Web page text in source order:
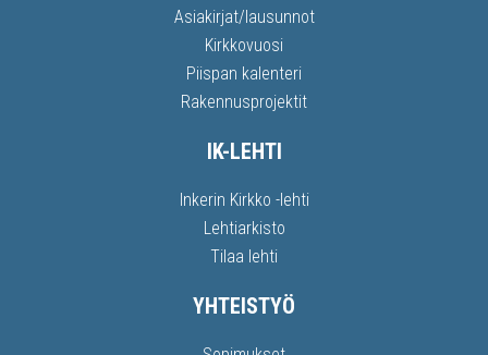
Asiakirjat/lausunnot
Kirkkovuosi
Piispan kalenteri
Rakennusprojektit
IK-LEHTI
Inkerin Kirkko -lehti
Lehtiarkisto
Tilaa lehti
YHTEISTYÖ